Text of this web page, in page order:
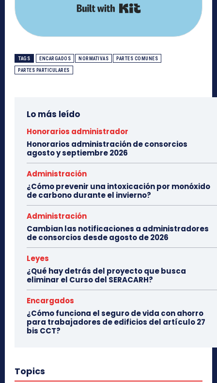
TAGS ENCARGADOS NORMATIVAS PARTES COMUNES
PARTES PARTICULARES
Lo más leído
Honorarios administrador
Honorarios administración de consorcios
agosto y septiembre 2026
Administración
¿Cómo prevenir una intoxicación por monóxido
de carbono durante el invierno?
Administración
Cambian las notificaciones a administradores
de consorcios desde agosto de 2026
Leyes
¿Qué hay detrás del proyecto que busca
eliminar el Curso del SERACARH?
Encargados
¿Cómo funciona el seguro de vida con ahorro
para trabajadores de edificios del artículo 27
bis CCT?
Topics